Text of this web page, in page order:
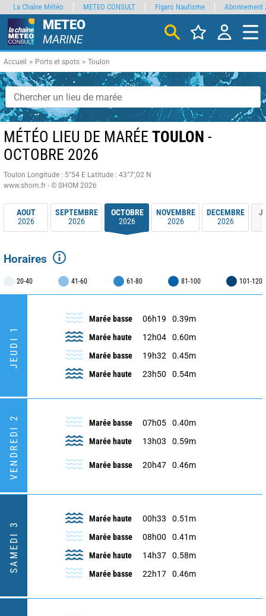
METEO
MARINE
Accueil Ports et spots Toulon
MÉTÉO LIEU DE MARÉE TOULON -
OCTOBRE 2026
Toulon Longitude : 5°54 E Latitude : 43°7’,02 N
www.shom.fr - © SHOM 2026
AOUT
2026
SEPTEMBRE
2026
OCTOBRE
2026
NOVEMBRE
2026
DECEMBRE
2026
Horaires
20-40 41-60 61-80 81-100 101-120
JEUDI 1
Marée basse 06h19
0.39m
Marée haute
12h04
0.60m
Marée basse
19h32
0.45m
Marée haute
23h50 0.54m
VENDREDI 2 Marée basse 07h05
0.40m
Marée haute
13h03 0.59m
Marée basse 20h47 0.46m
SAMEDI 3
Marée haute 00h33
0.51m
Marée basse
08h00
0.41m
Marée haute
14h37
0.58m
Marée basse
22h17 0.46m
La Chaîne Météo METEO CONSULT Figaro Nautisme Abonnement